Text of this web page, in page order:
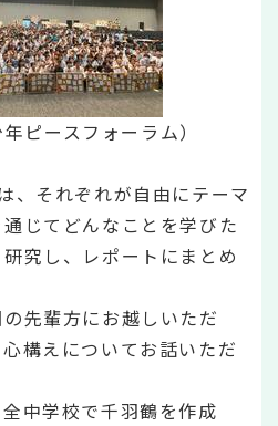
ピースフォーラム）
、それぞれが自由にテーマ
じてどんなことを学びた
究し、レポートにまとめ
先輩方にお越しいただ
構えについてお話いただ
中学校で千羽鶴を作成